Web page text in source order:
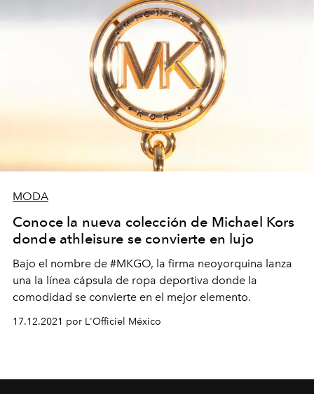
MODA
Conoce la nueva colección de Michael Kors
donde athleisure se convierte en lujo
Bajo el nombre de #MKGO, la firma neoyorquina lanza
una la línea cápsula de ropa deportiva donde la
comodidad se convierte en el mejor elemento.
17.12.2021 por L'Officiel México